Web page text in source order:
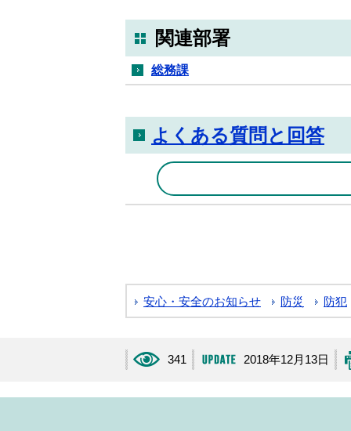
関連部署
総務課
よくある質問と回答
安心・安全のお知らせ 防災 防犯
341 2018年12月13日